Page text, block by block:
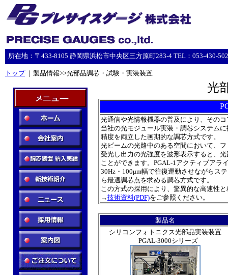
光通信や光情報機器の普及により、その
当社の光モジュール実装・調芯システム
精度を両立した画期的な調芯方式です。
光ビームの光路中のある空間において、
受光し出力の光強度を波形表示すると、
ことができます。PGAL-1アクティブアラ
30Hz・100μm幅で往復運動させながらス
ら最適調芯点を求める調芯方式です。
この方式の採用により、驚異的な高速性
→技術資料(PDF)をご参照ください。
製品名
シリコンフォトニクス光部品実装装置
PGAL-3000シリーズ
トップ｜製品情報>>光部品調芯・試験・実装装置
光
所在地：〒433-8105 静岡県浜松市中央区三方原町283-4 TEL：053-430-